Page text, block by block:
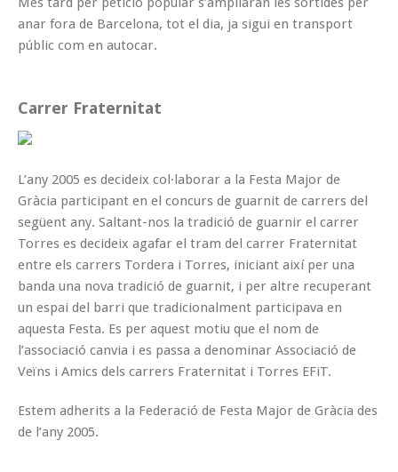
anar fora de Barcelona, tot el dia, ja sigui en transport
públic com en autocar.
Carrer Fraternitat
L’any 2005 es decideix col·laborar a la Festa Major de
Gràcia participant en el concurs de guarnit de carrers del
següent any. Saltant-nos la tradició de guarnir el carrer
Torres es decideix agafar el tram del carrer Fraternitat
entre els carrers Tordera i Torres, iniciant així per una
banda una nova tradició de guarnit, i per altre recuperant
un espai del barri que tradicionalment participava en
aquesta Festa. Es per aquest motiu que el nom de
l’associació canvia i es passa a denominar Associació de
Veïns i Amics dels carrers Fraternitat i Torres EFiT.
Estem adherits a la Federació de Festa Major de Gràcia des
de l’any 2005.